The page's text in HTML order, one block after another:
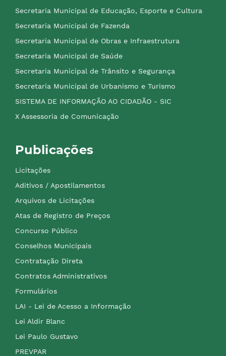
Secretaria Municipal de Educação, Esporte e Cultura
Secretaria Municipal de Fazenda
Secretaria Municipal de Obras e Infraestrutura
Secretaria Municipal de Saúde
Secretaria Municipal de Trânsito e Segurança
Secretaria Municipal de Urbanismo e Turismo
SISTEMA DE INFORMAÇÃO AO CIDADÃO - SIC
X Assessoria de Comunicação
Publicações
Licitações
Aditivos / Apostilamentos
Arquivos de Licitações
Atas de Registro de Preços
Concurso Público
Conselhos Municipais
Contratação Direta
Contratos Administrativos
Formulários
LAI - Lei de Acesso a Informação
Lei Aldir Blanc
Lei Paulo Gustavo
PREVPAR